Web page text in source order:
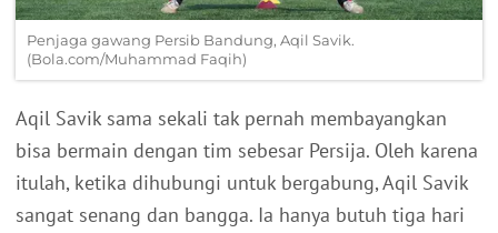
Penjaga gawang Persib Bandung, Aqil Savik.
(Bola.com/Muhammad Faqih)
Aqil Savik sama sekali tak pernah membayangkan
bisa bermain dengan tim sebesar Persija. Oleh karena
itulah, ketika dihubungi untuk bergabung, Aqil Savik
sangat senang dan bangga. Ia hanya butuh tiga hari